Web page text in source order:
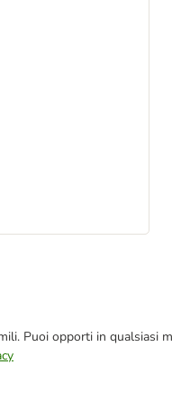
Puoi opporti in qualsiasi